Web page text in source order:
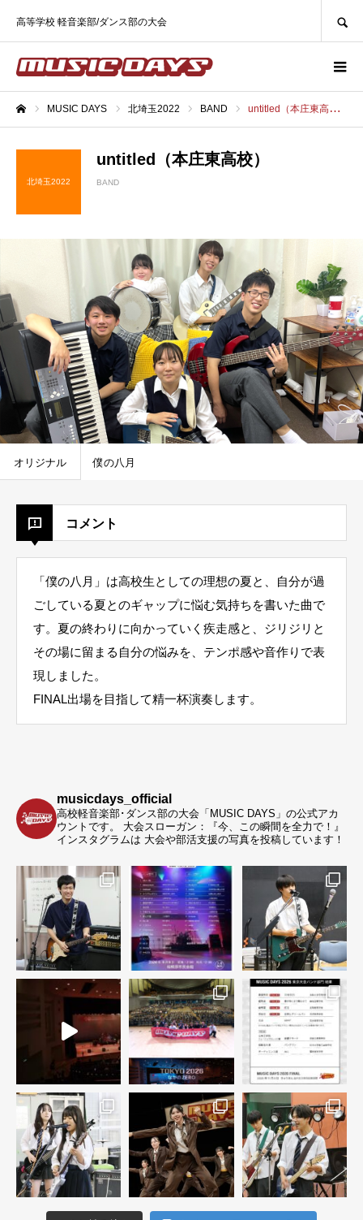
高等学校 軽音楽部/ダンス部の大会
MUSIC DAYS 北埼玉2022 BAND untitled（本庄東高校）
北埼玉2022
untitled（本庄東高校）
BAND
オリジナル 僕の八月
コメント
「僕の八月」は高校生としての理想の夏と、自分が過
ごしている夏とのギャップに悩む気持ちを書いた曲で
す。夏の終わりに向かっていく疾走感と、ジリジリと
その場に留まる自分の悩みを、テンポ感や音作りで表
現しました。
FINAL出場を目指して精一杯演奏します。
musicdays_official
高校軽音楽部･ダンス部の大会「MUSIC DAYS」の公式アカ
ウントです。
大会スローガン：『今、この瞬間を全力で！』
インスタグラムは 大会や部活支援の写真を投稿しています！